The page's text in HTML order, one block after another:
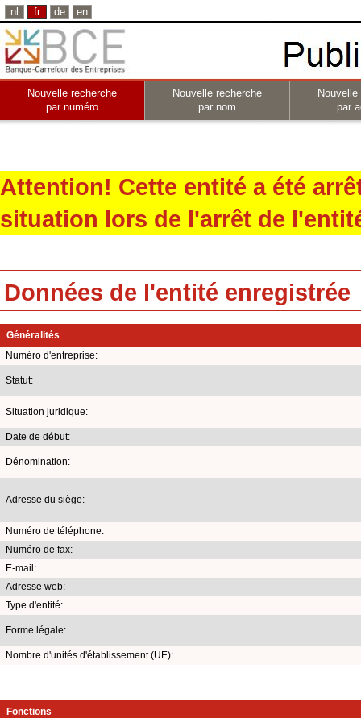
nl fr de en
Nouvelle recherche
par numéro
Nouvelle recherche
par nom
par
Attention! Cette entité a été
situation lors de l'arrêt de
Données de l'entité enregistrée
Généralités
Numéro d'entreprise:
Statut:
Situation juridique:
Date de début:
Dénomination:
Adresse du siège:
Numéro de téléphone:
Numéro de fax:
E-mail:
Adresse web:
Type d'entité:
Forme légale:
Nombre d'unités d'établissement (UE):
Fonctions